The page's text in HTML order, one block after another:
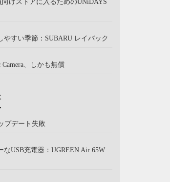
やすい季節：SUBARU レイバック
Camera、しかも無償
プデート失敗
なUSB充電器：UGREEN Air 65W